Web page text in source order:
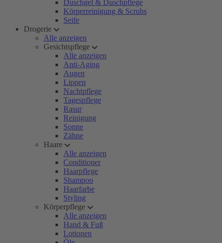
Duschgel & Duschpflege
Körperreinigung & Scrubs
Seife
Drogerie
Alle anzeigen
Gesichtspflege
Alle anzeigen
Anti-Aging
Augen
Lippen
Nachtpflege
Tagespflege
Rasur
Reinigung
Sonne
Zähne
Haare
Alle anzeigen
Conditioner
Haarpflege
Shampoo
Haarfarbe
Styling
Körperpflege
Alle anzeigen
Hand & Fuß
Lotionen